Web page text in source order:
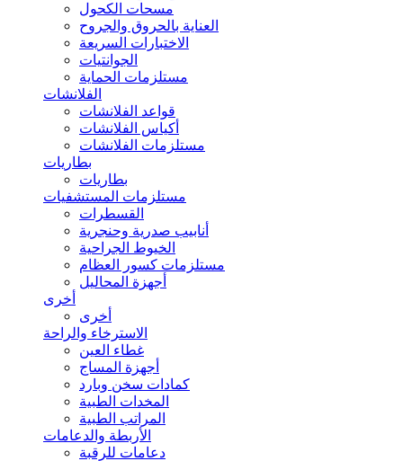
مسحات الكحول
العناية بالحروق والجروح
الاختبارات السريعة
الجوانتيات
مستلزمات الحماية
الفلانشات
قواعد الفلانشات
أكياس الفلانشات
مستلزمات الفلانشات
بطاريات
بطاريات
مستلزمات المستشفيات
القسطرات
أنابيب صدرية وحنجرية
الخيوط الجراحية
مستلزمات كسور العظام
أجهزة المحاليل
أخرى
أخرى
الاسترخاء والراحة
غطاء العين
أجهزة المساج
كمادات سخن وبارد
المخدات الطبية
المراتب الطبية
الأربطة والدعامات
دعامات للرقبة